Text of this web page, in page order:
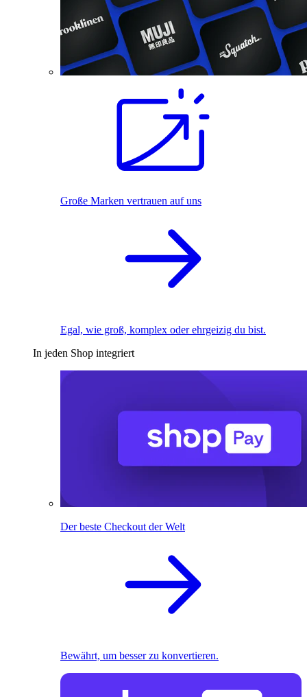
Große Marken vertrauen auf uns
Egal, wie groß, komplex oder ehrgeizig du bist.
In jeden Shop integriert
Der beste Checkout der Welt
Bewährt, um besser zu konvertieren.